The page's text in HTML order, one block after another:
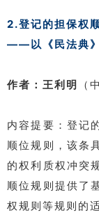
2.登记的担保权
——以《民法典
作者：王利明 （
内容提要：登记
顺位规则，该条
的权利质权冲突
顺位规则提供了
权规则等规则的